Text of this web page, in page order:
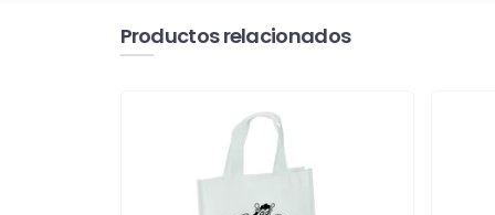
Productos relacionados